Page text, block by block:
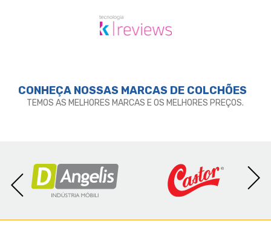
alt.) 88x188x29cm.
CONHEÇA NOSSAS MARCAS DE COLCHÕES
TEMOS AS MELHORES MARCAS E OS MELHORES PREÇOS.